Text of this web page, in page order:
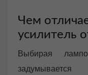
Чем
усилитель
Выбирая